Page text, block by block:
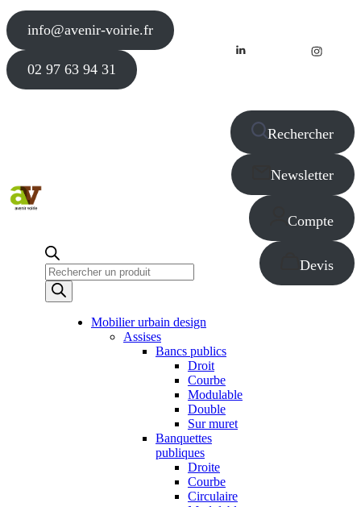
info@avenir-voirie.fr
02 97 63 94 31
Recherche
de
produits
Rechercher
Newsletter
Compte
Devis
Mobilier urbain design
Assises
Bancs publics
Droit
Courbe
Modulable
Double
Sur muret
Banquettes
publiques
Droite
Courbe
Circulaire